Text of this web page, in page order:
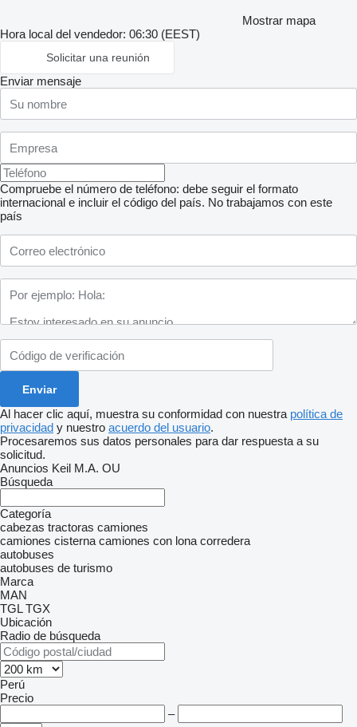
Mostrar mapa
Hora local del vendedor: 06:30 (EEST)
Solicitar una reunión
Enviar mensaje
Compruebe el número de teléfono: debe seguir el formato
internacional e incluir el código del país. No trabajamos con este
país
Al hacer clic aquí, muestra su conformidad con nuestra política de
privacidad y nuestro acuerdo del usuario.
Procesaremos sus datos personales para dar respuesta a su
solicitud.
Anuncios Keil M.A. OU
Búsqueda
Categoría
cabezas tractoras camiones
camiones cisterna camiones con lona corredera
autobuses
autobuses de turismo
Marca
MAN
TGL TGX
Ubicación
Radio de búsqueda
Perú
Precio
–